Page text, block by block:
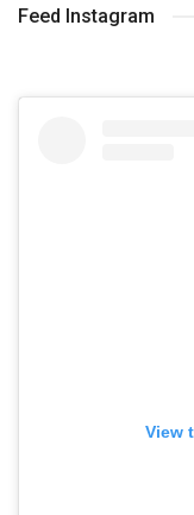
Feed Instagram
View